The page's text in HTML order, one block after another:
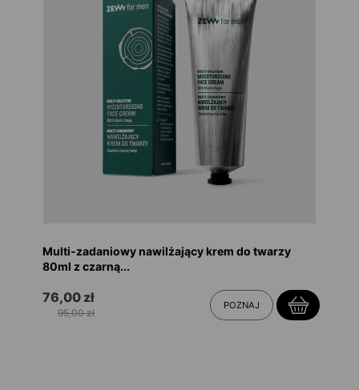
Multi-zadaniowy nawilżający krem do twarzy
80ml z czarną...
76,00 zł
95,00 zł
POZNAJ